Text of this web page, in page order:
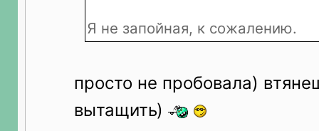
Я не запойная, к сожалению.
просто не пробовала)
вытащить)